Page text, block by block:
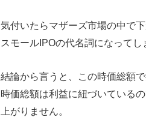
気付いたらマザーズ市場の中で
スモールIPOの代名詞になってし
結論から言うと、この時価総額
時価総額は利益に紐づいている
上がりません。